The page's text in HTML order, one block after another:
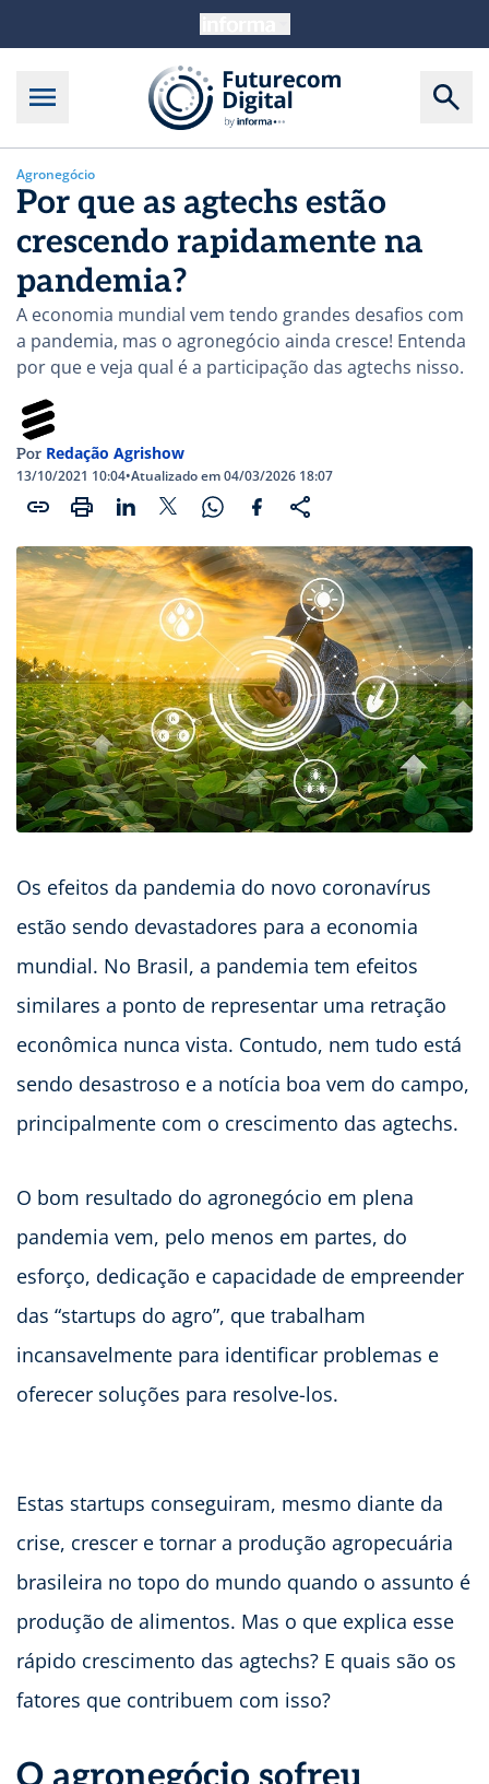
Agronegócio
Por que as agtechs estão
crescendo rapidamente na
pandemia?
A economia mundial vem tendo grandes desafios com
a pandemia, mas o agronegócio ainda cresce! Entenda
por que e veja qual é a participação das agtechs nisso.
Por Redação Agrishow
13/10/2021 10:04•Atualizado em 04/03/2026 18:07
Os efeitos da pandemia do novo coronavírus
estão sendo devastadores para a economia
mundial. No Brasil, a pandemia tem efeitos
similares a ponto de representar uma retração
econômica nunca vista. Contudo, nem tudo está
sendo desastroso e a notícia boa vem do campo,
principalmente com o crescimento das agtechs.
O bom resultado do agronegócio em plena
pandemia vem, pelo menos em partes, do
esforço, dedicação e capacidade de empreender
das “startups do agro”, que trabalham
incansavelmente para identificar problemas e
oferecer soluções para resolve-los.
Estas startups conseguiram, mesmo diante da
crise, crescer e tornar a produção agropecuária
brasileira no topo do mundo quando o assunto é
produção de alimentos. Mas o que explica esse
rápido crescimento das agtechs? E quais são os
fatores que contribuem com isso?